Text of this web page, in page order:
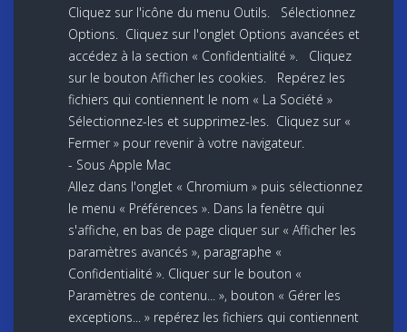
Cliquez sur l'icône du menu Outils. Sélectionnez
Options. Cliquez sur l'onglet Options avancées et
accédez à la section « Confidentialité ». Cliquez
sur le bouton Afficher les cookies. Repérez les
fichiers qui contiennent le nom « La Société »
Sélectionnez-les et supprimez-les. Cliquez sur «
Fermer » pour revenir à votre navigateur.
- Sous Apple Mac
Allez dans l'onglet « Chromium » puis sélectionnez
le menu « Préférences ». Dans la fenêtre qui
s'affiche, en bas de page cliquer sur « Afficher les
paramètres avancés », paragraphe «
Confidentialité ». Cliquer sur le bouton «
Paramètres de contenu... », bouton « Gérer les
exceptions... » repérez les fichiers qui contiennent